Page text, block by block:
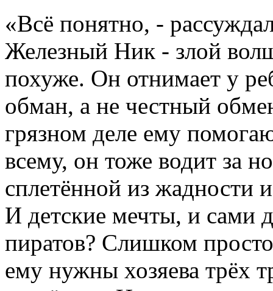
«Всё понятно, -
Железный Ник - злой
похуже. Он отнимает у
обман, а не честный
грязном деле ему
всему, он тоже водит за
сплетённой из жадности
И детские мечты, и сами
пиратов? Слишком
ему нужны хозяева трёх